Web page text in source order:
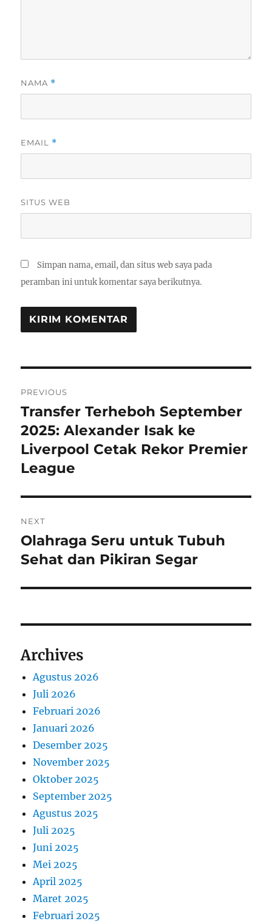
NAMA *
EMAIL *
SITUS WEB
Simpan nama, email, dan situs web saya pada
peramban ini untuk komentar saya berikutnya.
pos
PREVIOUS
Previous
post:
Transfer Terheboh September
2025: Alexander Isak ke
Liverpool Cetak Rekor Premier
League
NEXT
Next
post:
Olahraga Seru untuk Tubuh
Sehat dan Pikiran Segar
Archives
Agustus 2026
Juli 2026
Februari 2026
Januari 2026
Desember 2025
November 2025
Oktober 2025
September 2025
Agustus 2025
Juli 2025
Juni 2025
Mei 2025
April 2025
Maret 2025
Februari 2025